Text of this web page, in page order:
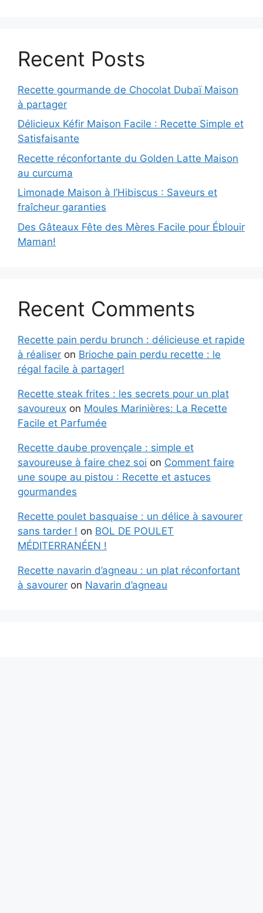
Recent Posts
Recette gourmande de Chocolat Dubaï Maison
à partager
Délicieux Kéfir Maison Facile : Recette Simple et
Satisfaisante
Recette réconfortante du Golden Latte Maison
au curcuma
Limonade Maison à l’Hibiscus : Saveurs et
fraîcheur garanties
Des Gâteaux Fête des Mères Facile pour Éblouir
Maman!
Recent Comments
Recette pain perdu brunch : délicieuse et rapide
à réaliser on Brioche pain perdu recette : le
régal facile à partager!
Recette steak frites : les secrets pour un plat
savoureux on Moules Marinières: La Recette
Facile et Parfumée
Recette daube provençale : simple et
savoureuse à faire chez soi on Comment faire
une soupe au pistou : Recette et astuces
gourmandes
Recette poulet basquaise : un délice à savourer
sans tarder ! on BOL DE POULET
MÉDITERRANÉEN !
Recette navarin d’agneau : un plat réconfortant
à savourer on Navarin d’agneau